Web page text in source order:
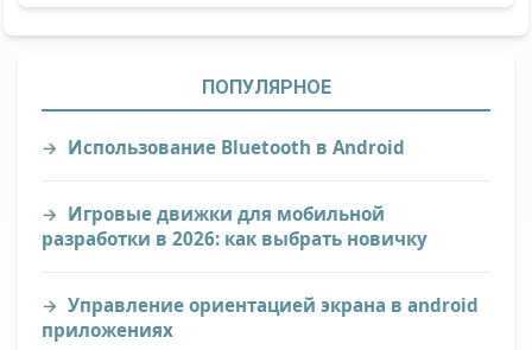
ПОПУЛЯРНОЕ
Использование Bluetooth в Android
Игровые движки для мобильной
разработки в 2026: как выбрать новичку
Управление ориентацией экрана в android
приложениях